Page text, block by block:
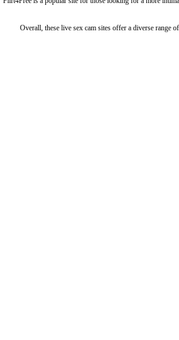
Overall, these live sex cam sites offer a diverse range